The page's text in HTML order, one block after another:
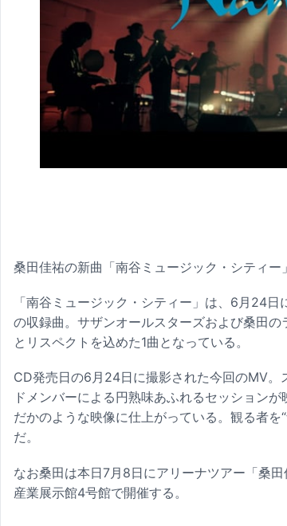
桑田佳祐の新曲「南谷ミュージック・シティー
「南谷ミュージック・シティー」は、6月24
の収録曲。サザンオールスターズおよび桑田
とリスペクトを込めた1曲となっている。
CD発売日の6月24日に撮影された今回のMV
ドメンバーによる円熟味あふれるセッション
だかのような映像に仕上がっている。観る者
だ。
なお桑田は本日7月8日にアリーナツアー「桑
産業展示館4号館で開催する。